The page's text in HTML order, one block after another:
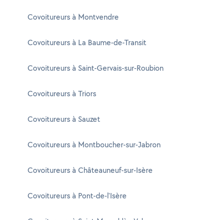
Covoitureurs à Montvendre
Covoitureurs à La Baume-de-Transit
Covoitureurs à Saint-Gervais-sur-Roubion
Covoitureurs à Triors
Covoitureurs à Sauzet
Covoitureurs à Montboucher-sur-Jabron
Covoitureurs à Châteauneuf-sur-Isère
Covoitureurs à Pont-de-l'Isère